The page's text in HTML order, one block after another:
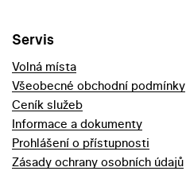
Servis
Volná místa
Všeobecné obchodní podmínky
Ceník služeb
Informace a dokumenty
Prohlášení o přístupnosti
Zásady ochrany osobních údajů